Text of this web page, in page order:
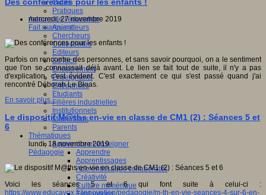
Outils
Pratiques
Acteurs de l'éducation
Animateurs
Chercheurs
Collectivités
Editeurs
EdTech
Encadrement
Enseignants
Entreprises
Etudiants
Filières industrielles
Institutionnels
Médiateurs
Parents
Thématiques
Apprendre et enseigner
Apprendre
Apprentissages
Apprentissages collaboratifs
Créativité
Culture numérique
mercredi, 27 novembre 2019
Fait marquant
Parfois on rencontre des personnes, et sans savoir pourquoi, on a le sentiment
que l'on se connaissait déjà avant. Le lien se fait tout de suite, il n'y a pas
d'explication, c'est évident. C'est exactement ce qui s'est passé quand j'ai
rencontré Déborah Le Bloas.
En savoir plus...
Le dispositif M@ths en-vie en classe de CM1 (2) : Séances 5 et
6
lundi, 18 novembre 2019
Pédagogie
Voici les séances 5 et 6 qui font suite à celui-ci :
https://www.educavox.fr/innovation/pedagogie/m-th-en-vie-seances-4-sur-6-en-